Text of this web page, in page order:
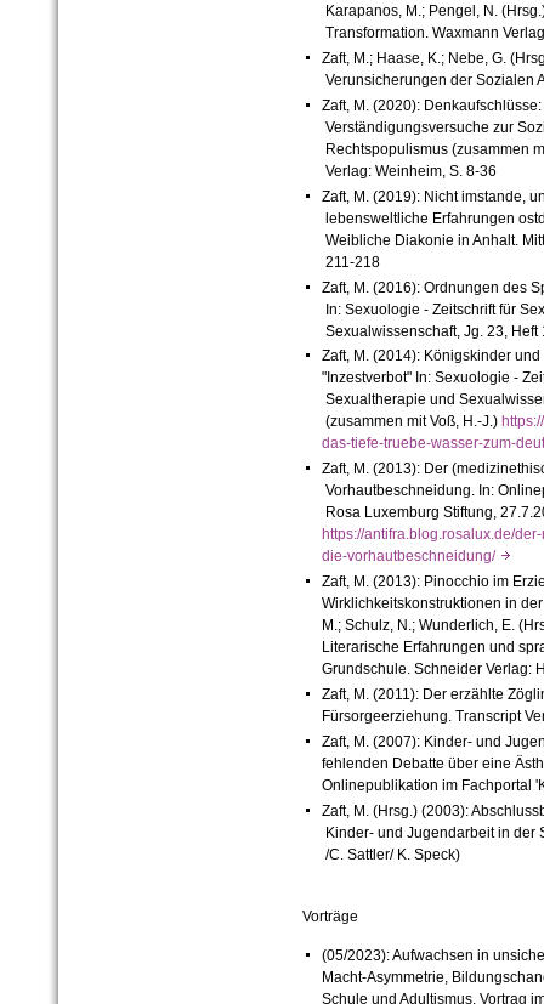
Karapanos, M.; Pengel, N.
Transformation. Waxmann
Zaft, M.; Haase, K.; Nebe, G.
Verunsicherungen der Sozialen
Zaft, M. (2020):
Verständigungsversuche zur
Rechtspopulismus (zusammen
Verlag: Weinheim, S. 8-36
Zaft, M. (2019): Nicht imstande,
lebensweltliche Erfahrungen
Weibliche Diakonie in Anhalt.
211-218
Zaft, M. (2016): Ordnungen des
In: Sexuologie - Zeitschrift für
Sexualwissenschaft, Jg. 23, Heft
Zaft, M. (2014): Königskinder
"Inzestverbot" In: Sexuologie -
Sexualtherapie und
(zusammen mit Voß, H.-J.)
das-tiefe-truebe-wasser-zum-
Zaft, M. (2013): Der
Vorhautbeschneidung. In:
Rosa Luxemburg Stiftung,
https://antifra.blog.rosalux.de/
die-vorhautbeschneidung/
Zaft, M. (2013): Pinocchio im
Wirklichkeitskonstruktionen in
M.; Schulz, N.; Wunderlich, E.
Literarische Erfahrungen und
Grundschule. Schneider Verlag:
Zaft, M. (2011): Der erzählte
Fürsorgeerziehung. Transcript
Zaft, M. (2007): Kinder- und
fehlenden Debatte über eine
Onlinepublikation im Fachportal
Zaft, M. (Hrsg.) (2003):
Kinder- und Jugendarbeit in der
/C. Sattler/ K. Speck)
Vorträge
(05/2023):Aufwachsen in
Macht-Asymmetrie,
Schule und Adultismus. Vortrag